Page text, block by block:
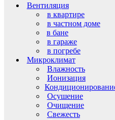
Вентиляция
в квартире
в частном доме
в бане
в гараже
в погребе
Микроклимат
Влажность
Ионизация
Осушение
Очищение
Свежесть